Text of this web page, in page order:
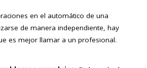
en el automático de una
de manera independiente, hay
es mejor llamar a un profesional.